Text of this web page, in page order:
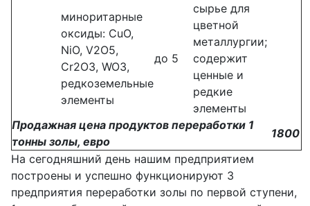
миноритарные
оксиды: CuO,
NiO, V2O5,
Cr2O3, WO3,
редкоземельные
элементы
до 5
сырье для
цветной
металлургии;
содержит
ценные и
редкие
элементы
Продажная цена продуктов переработки 1
тонны золы, евро
1800
На сегодняшний день нашим предприятием
построены и успешно функционируют 3
предприятия переработки золы по первой ступени,